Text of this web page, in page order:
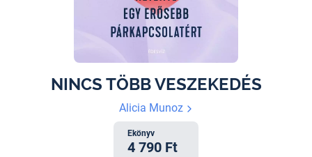
NINCS TÖBB VESZEKEDÉS
Alicia Munoz
Ekönyv
4 790 Ft